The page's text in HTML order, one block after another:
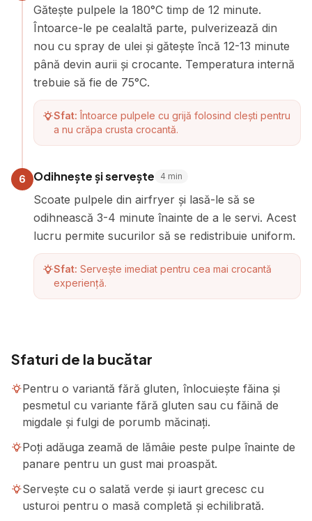
Gătește pulpele la 180°C timp de 12 minute.
Întoarce-le pe cealaltă parte, pulverizează din
nou cu spray de ulei și gătește încă 12-13 minute
până devin aurii și crocante. Temperatura internă
trebuie să fie de 75°C.
Sfat: Întoarce pulpele cu grijă folosind clești pentru
a nu crăpa crusta crocantă.
6 Odihnește și servește 4 min
Scoate pulpele din airfryer și lasă-le să se
odihnească 3-4 minute înainte de a le servi. Acest
lucru permite sucurilor să se redistribuie uniform.
Sfat: Servește imediat pentru cea mai crocantă
experiență.
Sfaturi de la bucătar
Pentru o variantă fără gluten, înlocuiește făina și
pesmetul cu variante fără gluten sau cu făină de
migdale și fulgi de porumb măcinați.
Poți adăuga zeamă de lămâie peste pulpe înainte de
panare pentru un gust mai proaspăt.
Servește cu o salată verde și iaurt grecesc cu
usturoi pentru o masă completă și echilibrată.